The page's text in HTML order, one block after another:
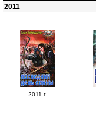
2011
2011 г.